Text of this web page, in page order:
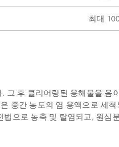
최대
후 클리어링된 용해물을
중간 농도의 염 용액으로 세
법으로 농축 및 탈염되고, 원심